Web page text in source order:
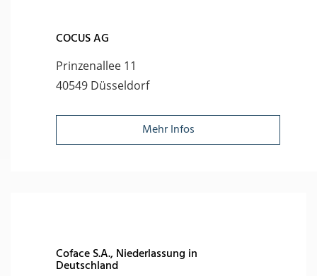
COCUS AG
Prinzenallee 11
40549 Düsseldorf
Mehr Infos
Coface S.A., Niederlassung in
Deutschland